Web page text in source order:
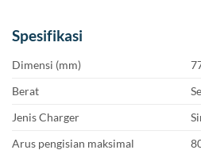
Spesifikasi
Dimensi (mm)
Berat
Jenis Charger
Arus pengisian maksimal